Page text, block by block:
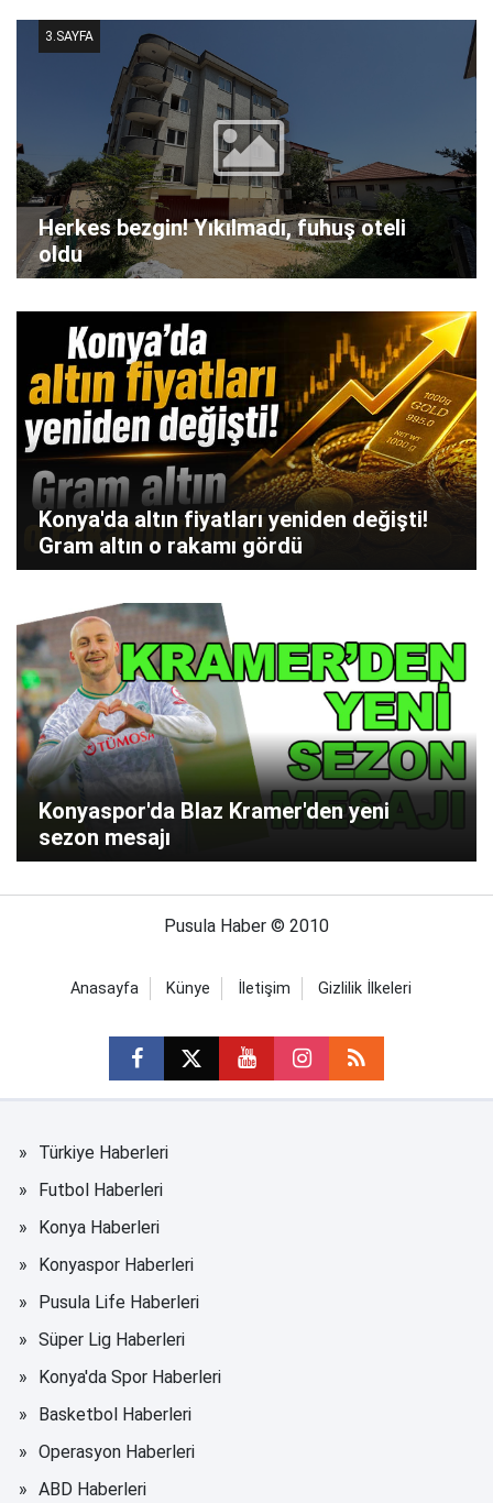
Herkes bezgin! Yıkılmadı, fuhuş oteli
oldu
3.SAYFA
Konya'da altın fiyatları yeniden değişti!
Gram altın o rakamı gördü
Konyaspor'da Blaz Kramer'den yeni
sezon mesajı
Pusula Haber © 2010
Anasayfa Künye İletişim Gizlilik İlkeleri
Türkiye Haberleri
Futbol Haberleri
Konya Haberleri
Konyaspor Haberleri
Pusula Life Haberleri
Süper Lig Haberleri
Konya'da Spor Haberleri
Basketbol Haberleri
Operasyon Haberleri
ABD Haberleri